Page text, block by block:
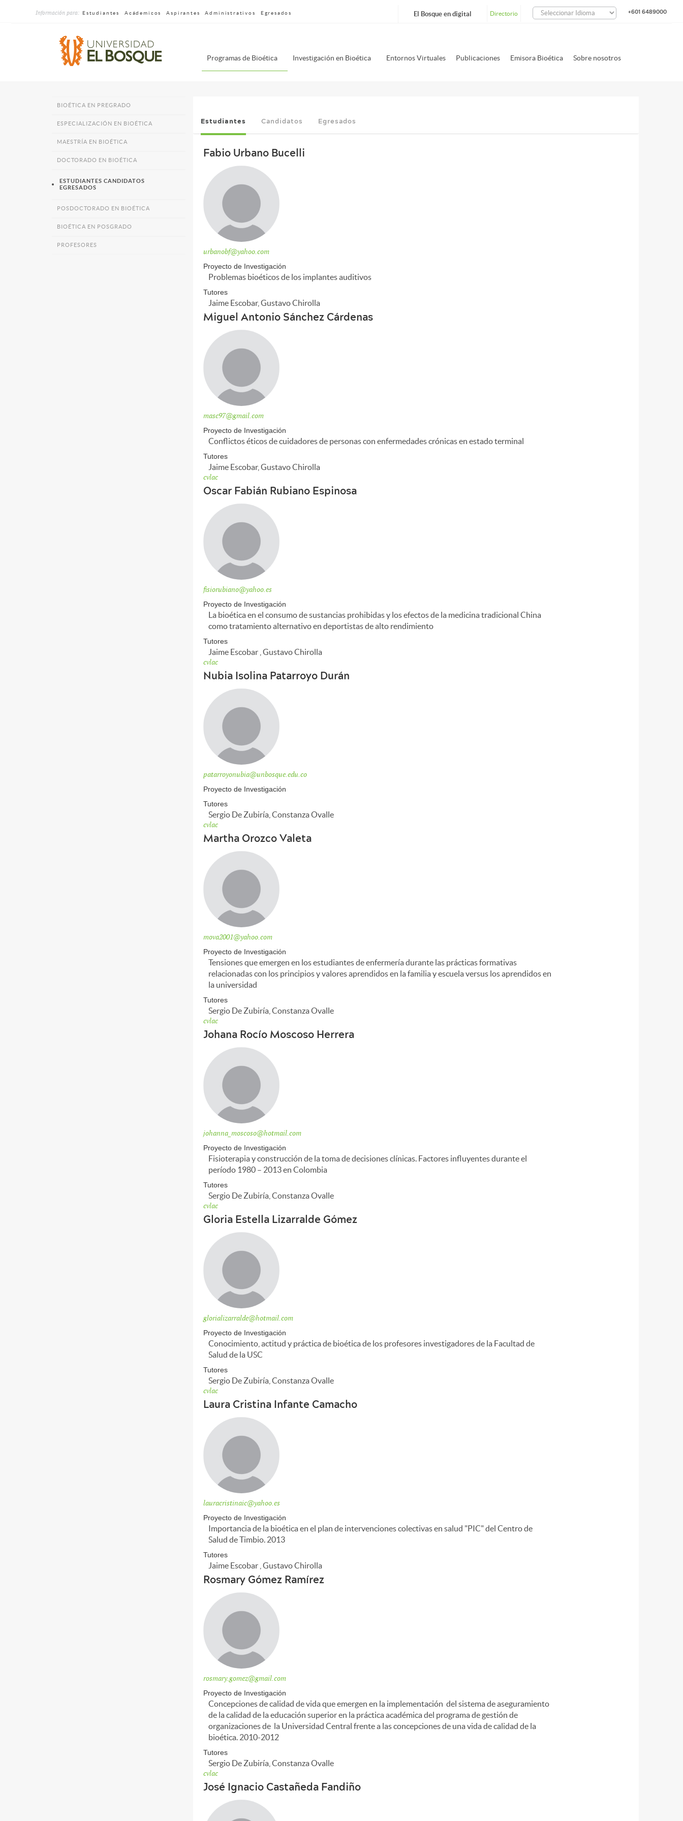
Información para: Estudiantes Acádemicos Aspirantes Administrativos Egresados Directorio
El Bosque en digital +601 6489000
Menú
drupal
Programas de Bioética Investigación en Bioética Entornos Virtuales Publicaciones Emisora Bioética Sobre nosotros
ACADÉMICOS
BIOÉTICA EN PREGRADO
ESPECIALIZACIÓN EN BIOÉTICA
MAESTRÍA EN BIOÉTICA
DOCTORADO EN BIOÉTICA
ESTUDIANTES CANDIDATOS
EGRESADOS
POSDOCTORADO EN BIOÉTICA
BIOÉTICA EN POSGRADO
PROFESORES
Estudiantes Candidatos Egresados
Fabio Urbano Bucelli
urbanobf@yahoo.com
Proyecto de Investigación
Problemas bioéticos de los implantes auditivos
Tutores
Jaime Escobar, Gustavo Chirolla
Miguel Antonio Sánchez Cárdenas
masc97@gmail.com
Proyecto de Investigación
Conflictos éticos de cuidadores de personas con enfermedades crónicas en estado terminal
Tutores
Jaime Escobar, Gustavo Chirolla
cvlac
Oscar Fabián Rubiano Espinosa
fisiorubiano@yahoo.es
Proyecto de Investigación
La bioética en el consumo de sustancias prohibidas y los efectos de la medicina tradicional China
como tratamiento alternativo en deportistas de alto rendimiento
Tutores
Jaime Escobar , Gustavo Chirolla
cvlac
Nubia Isolina Patarroyo Durán
patarroyonubia@unbosque.edu.co
Proyecto de Investigación
Tutores
Sergio De Zubiría, Constanza Ovalle
cvlac
Martha Orozco Valeta
mova2001@yahoo.com
Proyecto de Investigación
Tensiones que emergen en los estudiantes de enfermería durante las prácticas formativas
relacionadas con los principios y valores aprendidos en la familia y escuela versus los aprendidos en
la universidad
Tutores
Sergio De Zubiría, Constanza Ovalle
cvlac
Johana Rocío Moscoso Herrera
johanna_moscoso@hotmail.com
Proyecto de Investigación
Fisioterapia y construcción de la toma de decisiones clínicas. Factores influyentes durante el
período 1980 – 2013 en Colombia
Tutores
Sergio De Zubiría, Constanza Ovalle
cvlac
Gloria Estella Lizarralde Gómez
glorializarralde@hotmail.com
Proyecto de Investigación
Conocimiento, actitud y práctica de bioética de los profesores investigadores de la Facultad de
Salud de la USC
Tutores
Sergio De Zubiría, Constanza Ovalle
cvlac
Laura Cristina Infante Camacho
lauracristinaic@yahoo.es
Proyecto de Investigación
Importancia de la bioética en el plan de intervenciones colectivas en salud "PIC" del Centro de
Salud de Timbio. 2013
Tutores
Jaime Escobar , Gustavo Chirolla
Rosmary Gómez Ramírez
rosmary.gomez@gmail.com
Proyecto de Investigación
Concepciones de calidad de vida que emergen en la implementación del sistema de aseguramiento
de la calidad de la educación superior en la práctica académica del programa de gestión de
organizaciones de la Universidad Central frente a las concepciones de una vida de calidad de la
bioética. 2010-2012
Tutores
Sergio De Zubiría, Constanza Ovalle
cvlac
José Ignacio Castañeda Fandiño